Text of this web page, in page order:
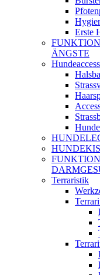
Erste
ÄNGSTE
Terraristik